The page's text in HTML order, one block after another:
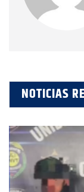
NOTICIAS